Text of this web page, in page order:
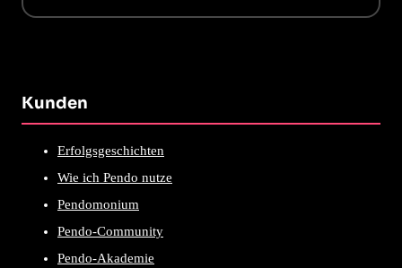
Kunden
Erfolgsgeschichten
Wie ich Pendo nutze
Pendomonium
Pendo-Community
Pendo-Akademie